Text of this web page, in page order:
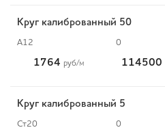
Круг калиброванный 50
А12 0
1764 руб/м 114500
Круг калиброванный 5
Ст20 0